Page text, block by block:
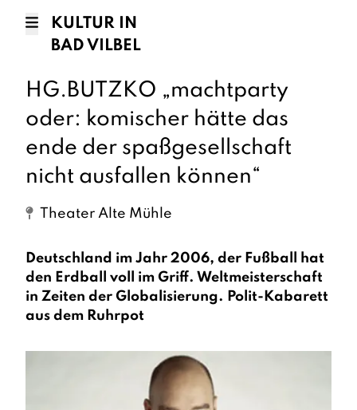
KULTUR IN
BAD VILBEL
HG.BUTZKO „machtparty
oder: komischer hätte das
ende der spaßgesellschaft
nicht ausfallen können“
Theater Alte Mühle
Deutschland im Jahr 2006, der Fußball hat
den Erdball voll im Griff. Weltmeisterschaft
in Zeiten der Globalisierung. Polit-Kabarett
aus dem Ruhrpot